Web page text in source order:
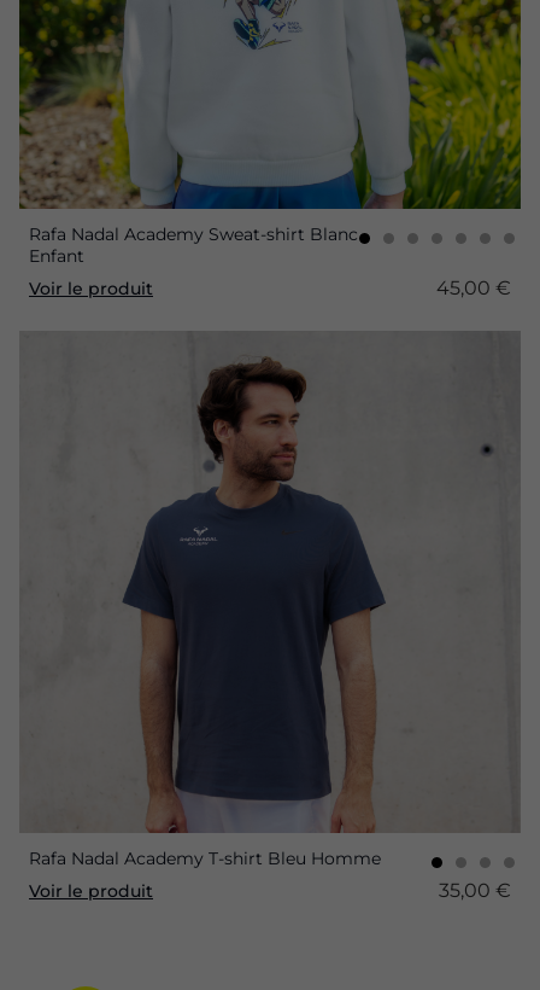
Rafa Nadal Academy Sweat-shirt Blanc
Enfant
Voir le produit
45,00 €
Rafa Nadal Academy T-shirt Bleu Homme
Voir le produit
35,00 €